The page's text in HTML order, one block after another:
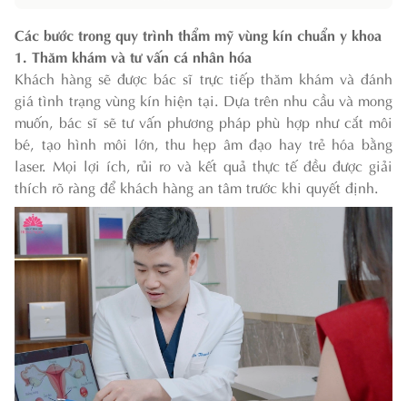
Các bước trong quy trình thẩm mỹ vùng kín chuẩn y khoa
1. Thăm khám và tư vấn cá nhân hóa
Khách hàng sẽ được bác sĩ trực tiếp thăm khám và đánh
giá tình trạng vùng kín hiện tại. Dựa trên nhu cầu và mong
muốn, bác sĩ sẽ tư vấn phương pháp phù hợp như cắt môi
bé, tạo hình môi lớn, thu hẹp âm đạo hay trẻ hóa bằng
laser. Mọi lợi ích, rủi ro và kết quả thực tế đều được giải
thích rõ ràng để khách hàng an tâm trước khi quyết định.